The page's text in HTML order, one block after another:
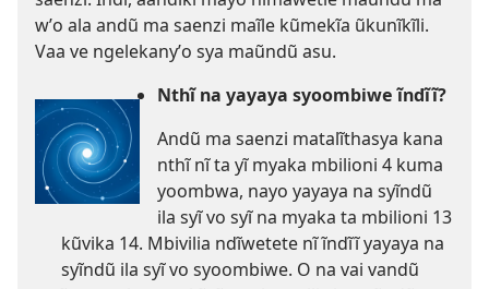
wʼo ala andũ ma saenzi maĩle kũmekĩa ũkunĩkĩli.
Vaa ve ngelekanyʼo sya maũndũ asu.
Nthĩ na yayaya syoombiwe ĩndĩĩ?
Andũ ma saenzi matalĩthasya kana
nthĩ nĩ ta yĩ myaka mbilioni 4 kuma
yoombwa, nayo yayaya na syĩndũ
ila syĩ vo syĩ na myaka ta mbilioni 13
kũvika 14. Mbivilia ndĩwetete nĩ ĩndĩĩ yayaya na
syĩndũ ila syĩ vo syoombiwe. O na vai vandũ